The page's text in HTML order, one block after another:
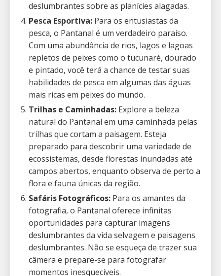
deslumbrantes sobre as planícies alagadas.
Pesca Esportiva: Para os entusiastas da
pesca, o Pantanal é um verdadeiro paraíso.
Com uma abundância de rios, lagos e lagoas
repletos de peixes como o tucunaré, dourado
e pintado, você terá a chance de testar suas
habilidades de pesca em algumas das águas
mais ricas em peixes do mundo.
Trilhas e Caminhadas: Explore a beleza
natural do Pantanal em uma caminhada pelas
trilhas que cortam a paisagem. Esteja
preparado para descobrir uma variedade de
ecossistemas, desde florestas inundadas até
campos abertos, enquanto observa de perto a
flora e fauna únicas da região.
Safáris Fotográficos: Para os amantes da
fotografia, o Pantanal oferece infinitas
oportunidades para capturar imagens
deslumbrantes da vida selvagem e paisagens
deslumbrantes. Não se esqueça de trazer sua
câmera e prepare-se para fotografar
momentos inesquecíveis.